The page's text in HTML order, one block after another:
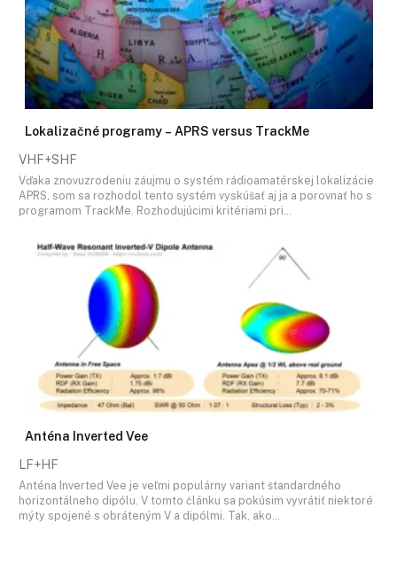
Lokalizačné programy – APRS versus TrackMe
VHF+SHF
Vďaka znovuzrodeniu záujmu o systém rádioamatérskej lokalizácie
APRS, som sa rozhodol tento systém vyskúšať aj ja a porovnať ho s
programom TrackMe. Rozhodujúcimi kritériami pri…
Anténa Inverted Vee
LF+HF
Anténa Inverted Vee je veľmi populárny variant štandardného
horizontálneho dipólu. V tomto článku sa pokúsim vyvrátiť niektoré
mýty spojené s obráteným V a dipólmi. Tak, ako…